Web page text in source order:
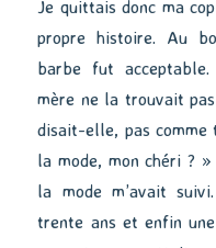
Je quittais donc ma
propre histoire. Au
barbe fut
mère ne la trouvait
disait-elle, pas comme
la mode, mon chéri ?
la mode m’avait
trente ans et enfin